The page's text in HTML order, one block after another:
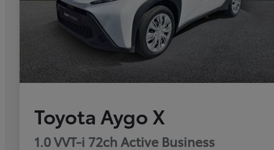
Toyota Aygo X
1.0 VVT-i 72ch Active Business